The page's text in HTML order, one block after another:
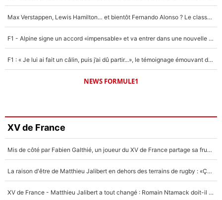
Max Verstappen, Lewis Hamilton… et bientôt Fernando Alonso ? Le classement des pilotes les mieux payés en Formule 1 risque de changer !
F1 - Alpine signe un accord «impensable» et va entrer dans une nouvelle dimension : Grande nouvelle pour Pierre Gasly !
F1 : « Je lui ai fait un câlin, puis j’ai dû partir...», le témoignage émouvant de Max Verstappen sur sa fille
NEWS FORMULE1
XV de France
Mis de côté par Fabien Galthié, un joueur du XV de France partage sa frustration : «ils ne me l’ont pas dit tout de suite»
La raison d'être de Matthieu Jalibert en dehors des terrains de rugby : «Ça m'atteint autant que si tu touches à un membre de ma famille»
XV de France - Matthieu Jalibert a tout changé : Romain Ntamack doit-il s’inquiéter pour sa place à un an de la Coupe du monde ?